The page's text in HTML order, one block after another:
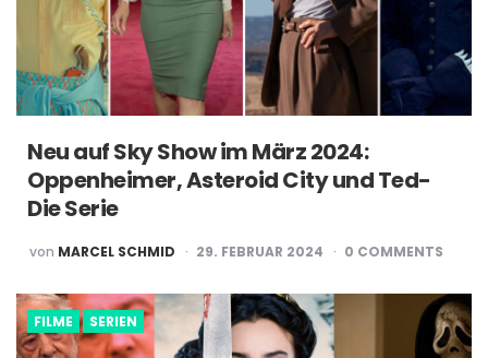
Neu auf Sky Show im März 2024:
Oppenheimer, Asteroid City und Ted-
Die Serie
POSTED
BY
von MARCEL SCHMID 29. FEBRUAR 2024 0 COMMENTS
FILME SERIEN